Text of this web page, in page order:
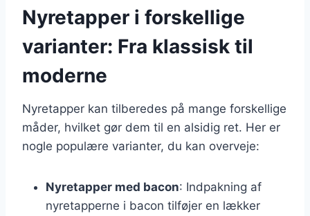
Nyretapper i forskellige
varianter: Fra klassisk til
moderne
Nyretapper kan tilberedes på mange forskellige
måder, hvilket gør dem til en alsidig ret. Her er
nogle populære varianter, du kan overveje:
Nyretapper med bacon: Indpakning af
nyretapperne i bacon tilføjer en lækker